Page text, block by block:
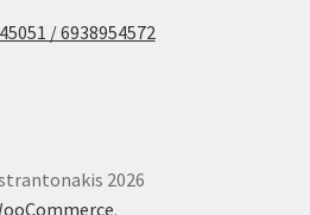
/ 6938954572
2026
.